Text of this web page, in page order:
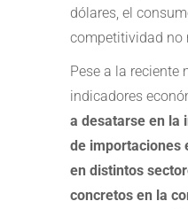
dólares, el
competitividad no
Pese a la reciente
indicadores
a desatarse en la
de importaciones
en distintos
concretos en la